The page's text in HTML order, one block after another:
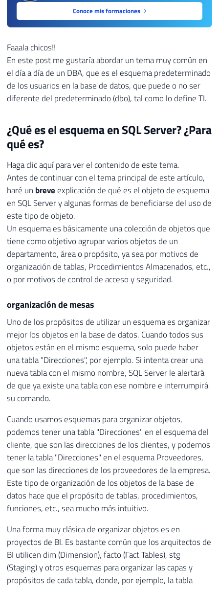
Conoce mis formaciones
Faaala chicos!!
En este post me gustaría abordar un tema muy común en
el día a día de un DBA, que es el esquema predeterminado
de los usuarios en la base de datos, que puede o no ser
diferente del predeterminado (dbo), tal como lo define TI.
¿Qué es el esquema en SQL Server? ¿Para
qué es?
Haga clic aquí para ver el contenido de este tema.
Antes de continuar con el tema principal de este artículo,
haré un breve explicación de qué es el objeto de esquema
en SQL Server y algunas formas de beneficiarse del uso de
este tipo de objeto.
Un esquema es básicamente una colección de objetos que
tiene como objetivo agrupar varios objetos de un
departamento, área o propósito, ya sea por motivos de
organización de tablas, Procedimientos Almacenados, etc.,
o por motivos de control de acceso y seguridad.
organización de mesas
Uno de los propósitos de utilizar un esquema es organizar
mejor los objetos en la base de datos. Cuando todos sus
objetos están en el mismo esquema, solo puede haber
una tabla "Direcciones", por ejemplo. Si intenta crear una
nueva tabla con el mismo nombre, SQL Server le alertará
de que ya existe una tabla con ese nombre e interrumpirá
su comando.
Cuando usamos esquemas para organizar objetos,
podemos tener una tabla "Direcciones" en el esquema del
cliente, que son las direcciones de los clientes, y podemos
tener la tabla "Direcciones" en el esquema Proveedores,
que son las direcciones de los proveedores de la empresa.
Este tipo de organización de los objetos de la base de
datos hace que el propósito de tablas, procedimientos,
funciones, etc., sea mucho más intuitivo.
Una forma muy clásica de organizar objetos es en
proyectos de BI. Es bastante común que los arquitectos de
BI utilicen dim (Dimension), facto (Fact Tables), stg
(Staging) y otros esquemas para organizar las capas y
propósitos de cada tabla, donde, por ejemplo, la tabla